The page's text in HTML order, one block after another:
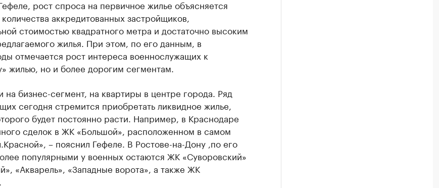
рост спроса на первичное жилье объясняется
аккредитованных застройщиков,
стоимостью квадратного метра и достаточно высоким
жилья. При этом, по его данным, в
отмечается рост интереса военнослужащих к
жилью, но и более дорогим сегментам.
на бизнес-сегмент, на квартиры в центре города. Ряд
сегодня стремится приобретать ликвидное жилье,
будет постоянно расти. Например, в Краснодаре
сделок в ЖК «Большой», расположенном в самом
– пояснил Гефеле. В Ростове-на-Дону ,по его
популярными у военных остаются ЖК «Суворовский»
«Акварель», «Западные ворота», а также ЖК